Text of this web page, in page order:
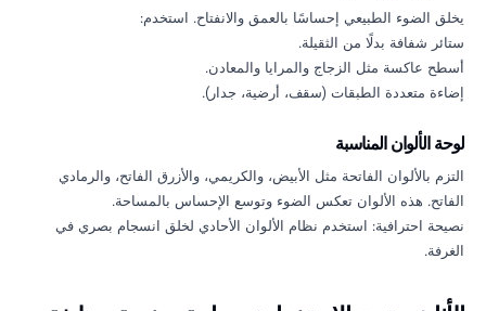
يخلق الضوء الطبيعي إحساسًا بالعمق والانفتاح. استخدم:
ستائر شفافة بدلًا من الثقيلة.
أسطح عاكسة مثل الزجاج والمرايا والمعادن.
إضاءة متعددة الطبقات (سقف، أرضية، جدار).
لوحة الألوان المناسبة
التزم بالألوان الفاتحة مثل الأبيض، والكريمي، والأزرق الفاتح، والرمادي
الفاتح. هذه الألوان تعكس الضوء وتوسع الإحساس بالمساحة.
نصيحة احترافية: استخدم نظام الألوان الأحادي لخلق انسجام بصري في
الغرفة.